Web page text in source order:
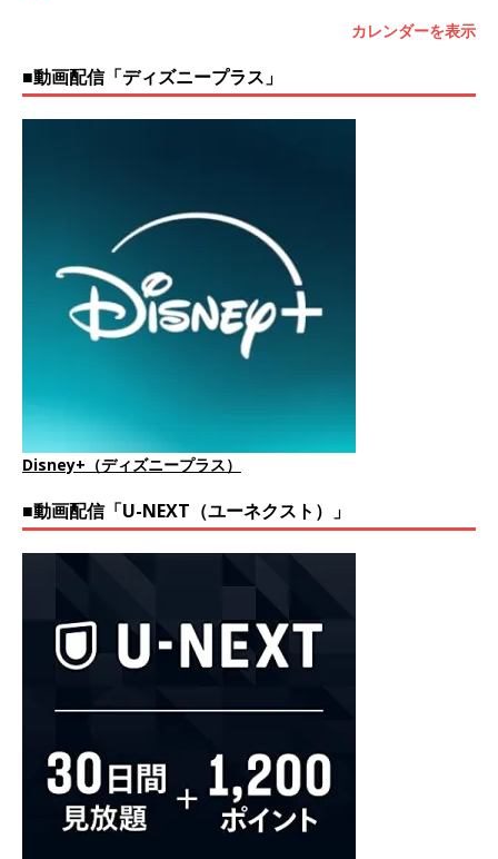
カレンダーを表示
■動画配信「ディズニープラス」
Disney+（ディズニープラス）
■動画配信「U-NEXT（ユーネクスト）」